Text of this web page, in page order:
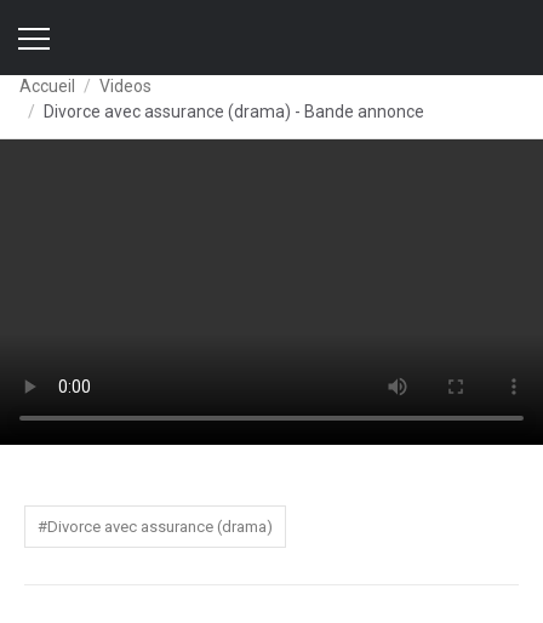
Accueil
Videos
Divorce avec assurance (drama) - Bande annonce
#Divorce avec assurance (drama)